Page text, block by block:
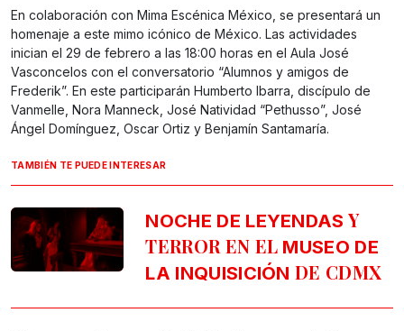
En colaboración con Mima Escénica México, se presentará un
homenaje a este mimo icónico de México. Las actividades
inician el 29 de febrero a las 18:00 horas en el Aula José
Vasconcelos con el conversatorio “Alumnos y amigos de
Frederik”. En este participarán Humberto Ibarra, discípulo de
Vanmelle, Nora Manneck, José Natividad “Pethusso”, José
Ángel Domínguez, Oscar Ortiz y Benjamín Santamaría.
TAMBIÉN TE PUEDE INTERESAR
NOCHE DE LEYENDAS Y
TERROR EN EL MUSEO DE
LA INQUISICIÓN DE CDMX